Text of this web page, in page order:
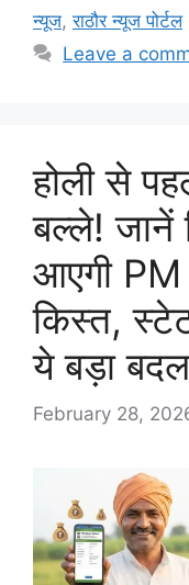
न्यूज,राठौर न्यूज पोर्टल
Leave a
होली से
बल्ले! जानें
आएगी PM
किस्त,
ये बड़ा
February 28,